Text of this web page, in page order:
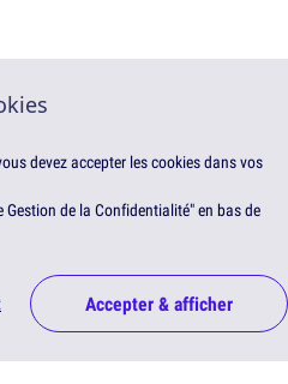
devez accepter les cookies dans vos
de la Confidentialité" en bas de
Accepter & afficher